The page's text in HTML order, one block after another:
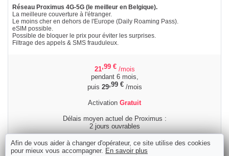
Réseau Proximus 4G-5G (le meilleur en Belgique).
La meilleure couverture à l'étranger.
Le moins cher en dehors de l'Europe (Daily Roaming Pass).
eSIM possible.
Possible de bloquer le prix pour éviter les surprises.
Filtrage des appels & SMS frauduleux.
21,99 € /mois
pendant 6 mois,
puis 29,99 €/mois
Activation Gratuit
Délais moyen actuel de Proximus :
2 jours ouvrables
Commander
Afin de vous aider à changer d'opérateur, ce site utilise des cookies
pour mieux vous accompagner. En savoir plus